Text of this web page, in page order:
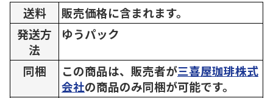
送料
販売価格に含まれます。
発送方
法
ゆうパック
同梱 この商品は、販売者が三喜屋珈琲株式
会社の商品のみ同梱が可能です。